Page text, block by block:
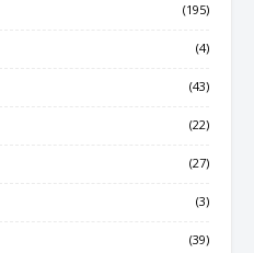
(195)
(4)
(43)
(22)
(27)
(3)
(39)